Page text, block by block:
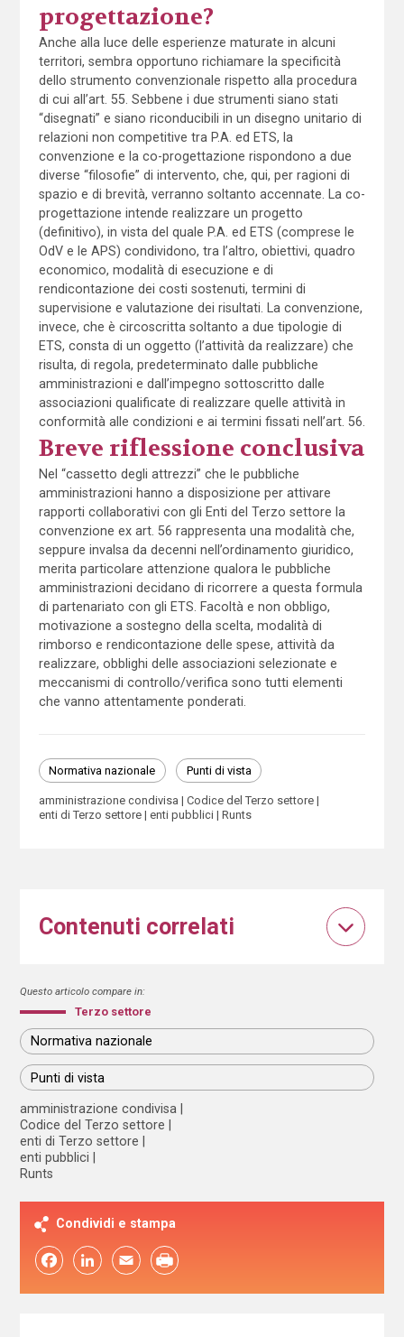
progettazione?
Anche alla luce delle esperienze maturate in alcuni
territori, sembra opportuno richiamare la specificità
dello strumento convenzionale rispetto alla procedura
di cui all’art. 55. Sebbene i due strumenti siano stati
“disegnati” e siano riconducibili in un disegno unitario di
relazioni non competitive tra P.A. ed ETS, la
convenzione e la co-progettazione rispondono a due
diverse “filosofie” di intervento, che, qui, per ragioni di
spazio e di brevità, verranno soltanto accennate. La co-
progettazione intende realizzare un progetto
(definitivo), in vista del quale P.A. ed ETS (comprese le
OdV e le APS) condividono, tra l’altro, obiettivi, quadro
economico, modalità di esecuzione e di
rendicontazione dei costi sostenuti, termini di
supervisione e valutazione dei risultati. La convenzione,
invece, che è circoscritta soltanto a due tipologie di
ETS, consta di un oggetto (l’attività da realizzare) che
risulta, di regola, predeterminato dalle pubbliche
amministrazioni e dall’impegno sottoscritto dalle
associazioni qualificate di realizzare quelle attività in
conformità alle condizioni e ai termini fissati nell’art. 56.
Breve riflessione conclusiva
Nel “cassetto degli attrezzi” che le pubbliche
amministrazioni hanno a disposizione per attivare
rapporti collaborativi con gli Enti del Terzo settore la
convenzione ex art. 56 rappresenta una modalità che,
seppure invalsa da decenni nell’ordinamento giuridico,
merita particolare attenzione qualora le pubbliche
amministrazioni decidano di ricorrere a questa formula
di partenariato con gli ETS. Facoltà e non obbligo,
motivazione a sostegno della scelta, modalità di
rimborso e rendicontazione delle spese, attività da
realizzare, obblighi delle associazioni selezionate e
meccanismi di controllo/verifica sono tutti elementi
che vanno attentamente ponderati.
Normativa nazionale Punti di vista
amministrazione condivisa
Codice del Terzo settore
enti di Terzo settore
enti pubblici Runts
Contenuti correlati
Questo articolo compare in:
Terzo settore
Normativa nazionale
Punti di vista
amministrazione condivisa
Codice del Terzo settore
enti di Terzo settore
enti pubblici
Runts
Condividi e stampa
FacebookLinkedIn Email